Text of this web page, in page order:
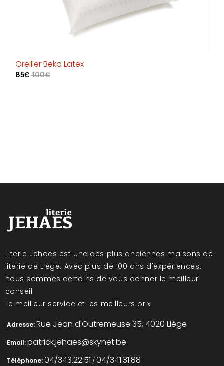
Oreiller Beka Latex
85€100€
Literie Jehaes est une des plus anciennes maisons de
literie de Liège. Avec plus de 100 ans d'expériences,
nous sommes certains de vous donner le meilleur
conseil.
Le meilleur service et les meilleurs prix.
Adresse: Rue Jean d'Outremeuse 35, 4020 Liège
Email: patrick.jehaes@skynet.be
Téléphone: 04/343.22.51 /04/341.31.88